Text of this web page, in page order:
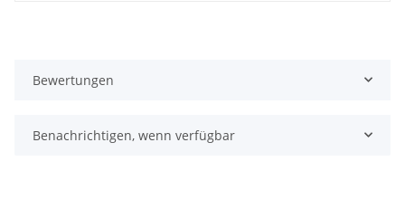
Bewertungen
Benachrichtigen, wenn verfügbar